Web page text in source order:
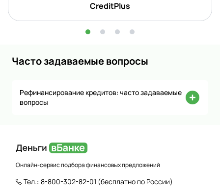
CreditPlus
Часто задаваемые вопросы
Рефинансирование кредитов: часто задаваемые
вопросы
Онлайн-сервис подбора финансовых предложений
Тел.: 8-800-302-82-01 (бесплатно по России)